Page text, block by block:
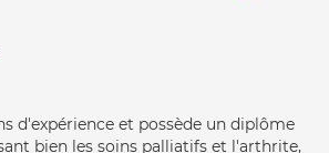
d'expérience et possède un diplôme
bien les soins palliatifs et l'arthrite,